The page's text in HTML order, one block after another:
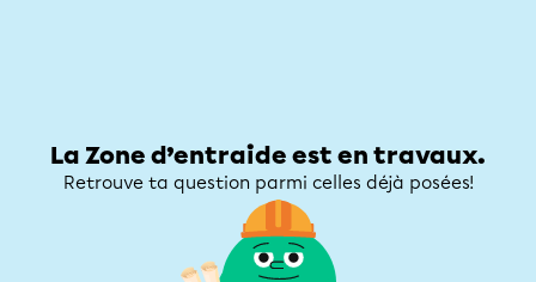
La Zone d’entraide est en travaux.
Retrouve ta question parmi celles déjà posées!